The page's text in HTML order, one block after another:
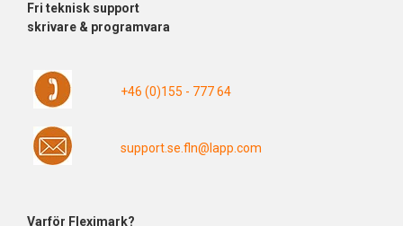
Fri teknisk support
skrivare & programvara
+46 (0)155 - 777 64
support.se.fln@lapp.com
Varför Fleximark?